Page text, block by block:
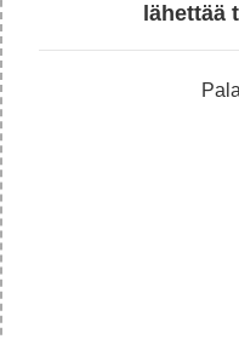
lähettää